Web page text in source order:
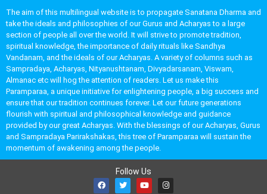
The aim of this multilingual website is to propagate Sanatana Dharma and
take the ideals and philosophies of our Gurus and Acharyas to a large
section of people all over the world. It will strive to promote tradition,
spiritual knowledge, the importance of daily rituals like Sandhya
Vandanam, and the ideals of our Acharyas. A variety of columns such as
Sampradaya, Acharyas, Nityanushtanam, Divyadarsanam, Viswam,
Almanac etc will hog the attention of readers. Let us make this
Paramparaa, a unique initiative for enlightening people, a big success and
ensure that our tradition continues forever. Let our future generations
flourish with spiritual and philosophical knowledge and guidance
provided by our great Acharyas. With the blessings of our Acharyas, Gurus
and Sampradaya Parirakshakas, this tree of Paramparaa will sustain the
momentum of awakening among the people.
Follow Us